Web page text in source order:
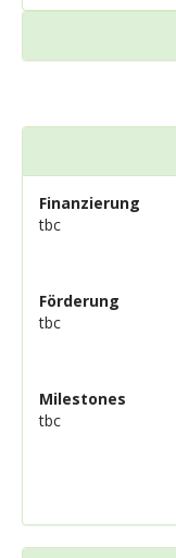
Finanzierung
tbc
Förderung
tbc
Milestones
tbc